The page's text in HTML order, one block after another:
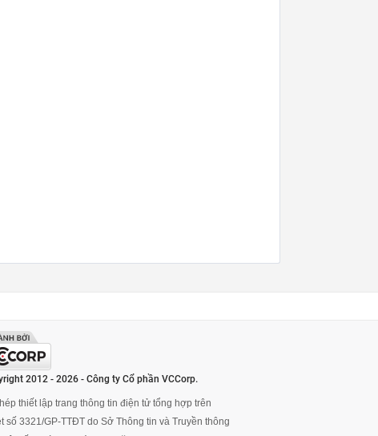
2012 - 2026 - Công ty Cổ phần VCCorp.
thiết lập trang thông tin điện tử tổng hợp trên
số 3321/GP-TTĐT do Sở Thông tin và Truyền thông